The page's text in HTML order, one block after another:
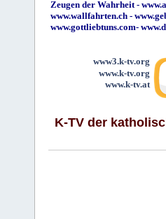
Zeugen der Wahrheit-
www.wallfahrten.ch -
www.gottliebtuns.com-
www3.k-tv.org
www.k-tv.org
www.k-tv.at
K-TV der